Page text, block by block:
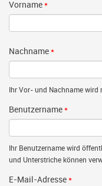
Vorname *
Nachname *
Ihr Vor- und Nachname
Benutzername *
Ihr Benutzername wird
und Unterstriche können
E-Mail-Adresse *